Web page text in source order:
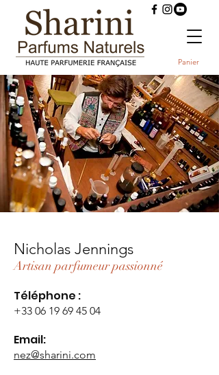
Panier
Nicholas Jennings
Artisan parfumeur passionné
Téléphone :
+33 06 19 69 45 04
Email:
nez@sharini.com